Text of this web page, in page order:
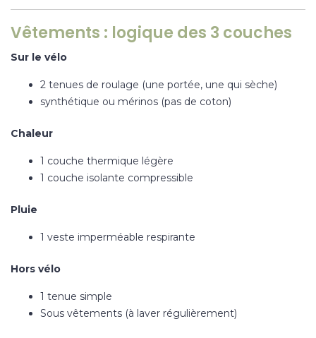
Vêtements : logique des 3 couches
Sur le vélo
2 tenues de roulage (une portée, une qui sèche)
synthétique ou mérinos (pas de coton)
Chaleur
1 couche thermique légère
1 couche isolante compressible
Pluie
1 veste imperméable respirante
Hors vélo
1 tenue simple
Sous vêtements (à laver régulièrement)